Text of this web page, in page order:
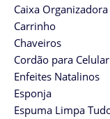
Caixa Organizadora
Carrinho
Chaveiros
Cordão para Celular
Enfeites Natalinos
Esponja
Espuma Limpa